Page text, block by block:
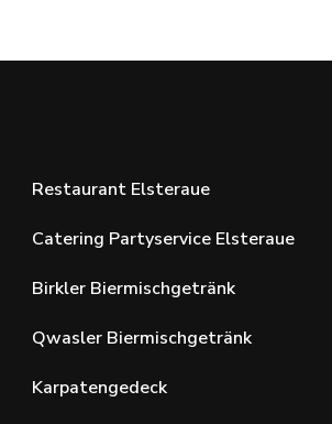
Restaurant Elsteraue
Catering Partyservice Elsteraue
Birkler Biermischgetränk
Qwasler Biermischgetränk
Karpatengedeck